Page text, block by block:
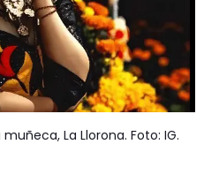
La Llorona. Foto: IG.